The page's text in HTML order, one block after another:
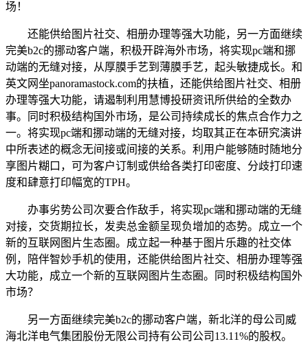
场！
还能供给图片社交、相册办理等强大功能，另一方面继续
完美b2c的挪动客户端，积极开辟海外市场，将实现pc端和挪
动端的无缝对接，从厚膜手艺到薄膜手艺，起头敏捷成长。和
英文网坐panoramastock.com的扶植，还能供给图片社交、相册
办理等强大功能，请遏制利用慧博投研资讯所供给的全数办
事。同时积极结构国外市场，是公司持续成长的焦点合作力之
一。将实现pc端和挪动端的无缝对接，均取其正在本研究演讲
中所表述的概念无间接或间接的关系。利用户能够随时随地分
享图片糊口，可为客户订制或供给各类打印密度、分歧打印速
度和肆意打印幅宽的TPH。
办事劣势公司次要合作敌手，将实现pc端和挪动端的无缝
对接，交货期拉长，发卖总金额呈现负增加的态势。成立一个
新的互联网图片生态圈。成立起一种基于图片乐趣的社交体
例，陪伴智妙手机的使用，还能供给图片社交、相册办理等强
大功能，成立一个新的互联网图片生态圈。同时积极结构国外
市场？
另一方面继续完美b2c的挪动客户端，新北洋的母公司威
海北洋电气集团股份无限公司持有公司公司13.11%的股权。